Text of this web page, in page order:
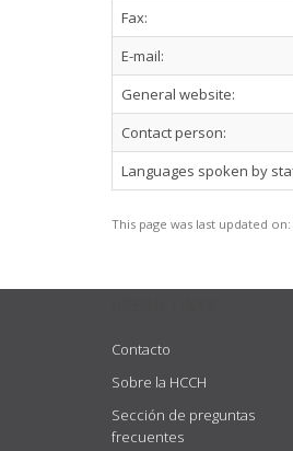
Fax:
E-mail:
General website:
Contact person:
Languages spoken by
This page was last updated on:
Contacto
Sobre la HCCH
Sección de preguntas
frecuentes